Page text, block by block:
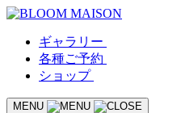
ギャラリー
各種ご予約
ショップ
MENU